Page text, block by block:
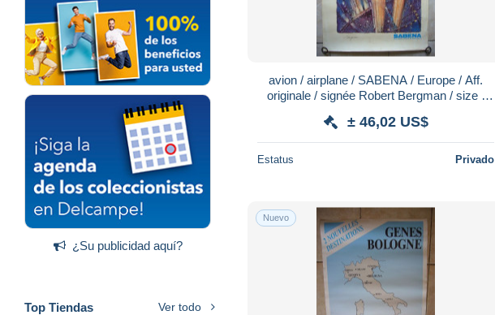
¿Su publicidad aquí?
Top Tiendas Ver todo
avion / airplane / SABENA / Europe / Aff.
originale / signée Robert Bergman / size :
± 46,02 US$
Estatus Privado
Nuevo